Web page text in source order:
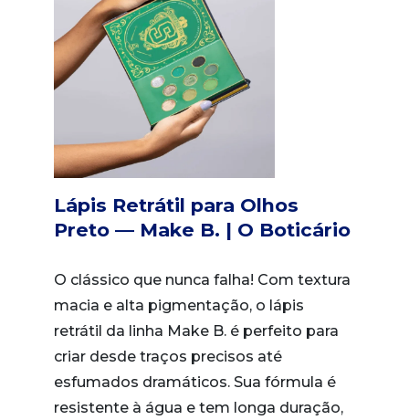
Lápis Retrátil para Olhos
Preto — Make B. | O Boticário
O clássico que nunca falha! Com textura
macia e alta pigmentação, o lápis
retrátil da linha Make B. é perfeito para
criar desde traços precisos até
esfumados dramáticos. Sua fórmula é
resistente à água e tem longa duração,